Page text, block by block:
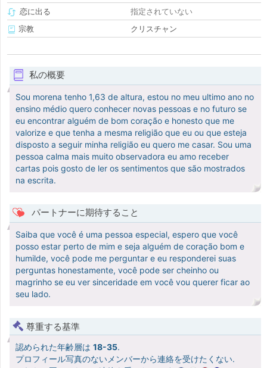
恋に出る
指定されていない
宗教
クリスチャン
私の概要
Sou morena tenho 1,63 de altura, estou no meu ultimo ano no
ensino médio quero conhecer novas pessoas e no futuro se
eu encontrar alguém de bom coração e honesto que me
valorize e que tenha a mesma religião que eu ou que esteja
disposto a seguir minha religião eu quero me casar. Sou uma
pessoa calma mais muito observadora eu amo receber
cartas pois gosto de ler os sentimentos que são mostrados
na escrita.
パートナーに期待すること
Saiba que você é uma pessoa especial, espero que você
posso estar perto de mim e seja alguém de coração bom e
humilde, você pode me perguntar e eu responderei suas
perguntas honestamente, você pode ser cheinho ou
magrinho se eu ver sinceridade em você vou querer ficar ao
seu lado.
尊重する基準
認められた年齢層は 18-35.
プロフィール写真のないメンバーから連絡を受けたくない.